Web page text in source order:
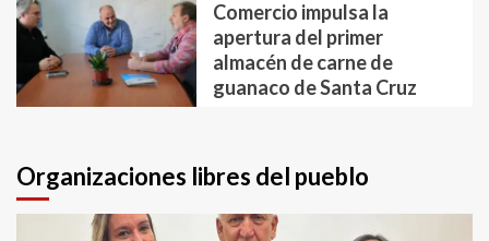
Comercio impulsa la
apertura del primer
almacén de carne de
guanaco de Santa Cruz
Organizaciones libres del pueblo